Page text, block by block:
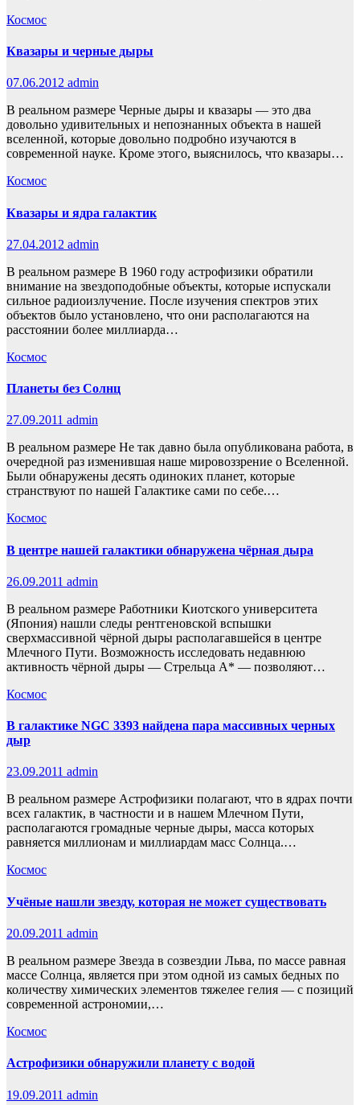
Космос
Квазары и черные дыры
07.06.2012 admin
В реальном размере Черные дыры и квазары — это два
довольно удивительных и непознанных объекта в нашей
вселенной, которые довольно подробно изучаются в
современной науке. Кроме этого, выяснилось, что квазары…
Космос
Квазары и ядра галактик
27.04.2012 admin
В реальном размере В 1960 году астрофизики обратили
внимание на звездоподобные объекты, которые испускали
сильное радиоизлучение. После изучения спектров этих
объектов было установлено, что они располагаются на
расстоянии более миллиарда…
Космос
Планеты без Солнц
27.09.2011 admin
В реальном размере Не так давно была опубликована работа, в
очередной раз изменившая наше мировоззрение о Вселенной.
Были обнаружены десять одиноких планет, которые
странствуют по нашей Галактике сами по себе.…
Космос
В центре нашей галактики обнаружена чёрная дыра
26.09.2011 admin
В реальном размере Работники Киотского университета
(Япония) нашли следы рентгеновской вспышки
сверхмассивной чёрной дыры располагавшейся в центре
Млечного Пути. Возможность исследовать недавнюю
активность чёрной дыры — Стрельца A* — позволяют…
Космос
В галактике NGC 3393 найдена пара массивных черных
дыр
23.09.2011 admin
В реальном размере Астрофизики полагают, что в ядрах почти
всех галактик, в частности и в нашем Млечном Пути,
располагаются громадные черные дыры, масса которых
равняется миллионам и миллиардам масс Солнца.…
Космос
Учёные нашли звезду, которая не может существовать
20.09.2011 admin
В реальном размере Звезда в созвездии Льва, по массе равная
массе Солнца, является при этом одной из самых бедных по
количеству химических элементов тяжелее гелия — с позиций
современной астрономии,…
Космос
Астрофизики обнаружили планету с водой
19.09.2011 admin